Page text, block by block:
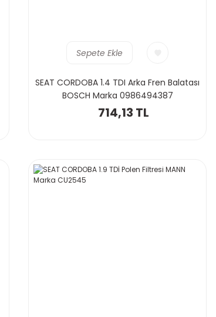
Sepete Ekle
SEAT CORDOBA 1.4 TDI Arka Fren Balatası
BOSCH Marka 0986494387
714,13 TL